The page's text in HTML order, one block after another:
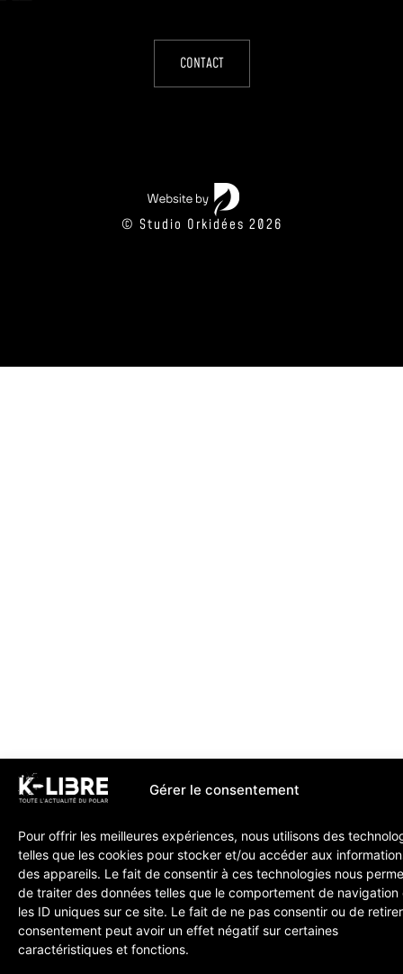
Gérer le consentement
Pour offrir les meilleures expériences, nous utilisons des
telles que les cookies pour stocker et/ou accéder aux
des appareils. Le fait de consentir à ces technologies nous
de traiter des données telles que le comportement de navigation
les ID uniques sur ce site. Le fait de ne pas consentir ou de
consentement peut avoir un effet négatif sur certaines
caractéristiques et fonctions.
CONTACT
© Studio Orkidées 2026